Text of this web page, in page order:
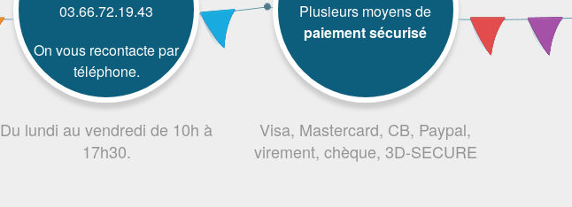
03.66.72.19.43
On vous recontacte par
téléphone.
Du lundi au vendredi de 10h à
17h30.
Plusieurs moyens de
paiement sécurisé
Visa, Mastercard, CB, Paypal,
virement, chèque, 3D-SECURE